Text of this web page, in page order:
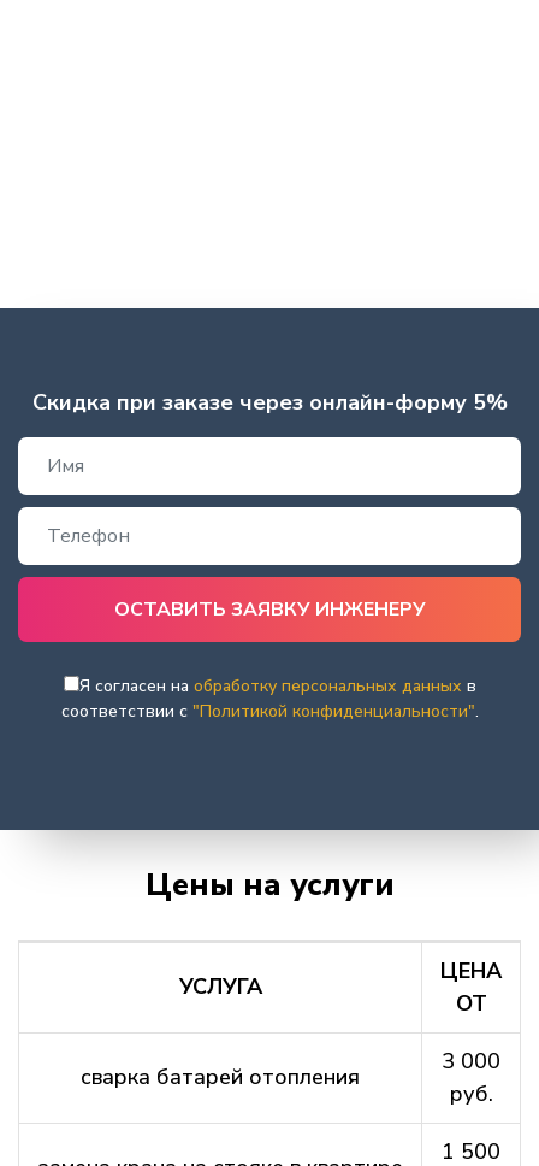
Скидка при заказе через онлайн-форму 5%
Я согласен на обработку персональных данных в
соответствии с "Политикой конфиденциальности".
Цены на услуги
УСЛУГА
ЦЕНА
ОТ
сварка батарей отопления
3 000
руб.
1 500